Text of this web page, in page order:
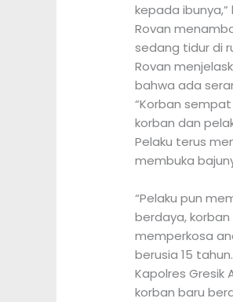
kepada
Rovan
sedang tidur di
Rovan
bahwa ada
“Korban
korban dan
Pelaku terus
membuka
“Pelaku pun
berdaya,
memperkosa
berusia 15 tahun.
Kapolres Gresik
korban baru